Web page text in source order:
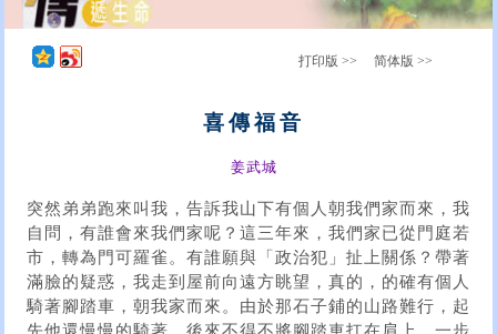
打印版 >> 简体版 >>
喜傳福音
姜武城
突然弟弟跑來叫我，告訴我山下有個人朝我們家而來，我
自問，有誰會來我們家呢？這三年來，我們家已從門庭若
市，轉為門可羅雀。有誰願與「政治犯」扯上關係？帶著
滿臉的疑惑，我走到屋前向遠方眺望，真的，的確有個人
騎著腳踏車，朝我家而來。由於那石子鋪的山路難行，起